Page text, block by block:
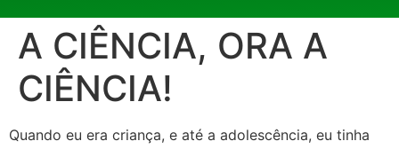
A CIÊNCIA, ORA A
CIÊNCIA!
Quando eu era criança, e até a adolescência, eu tinha